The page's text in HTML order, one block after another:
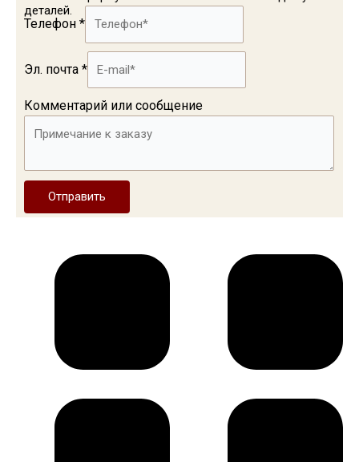
деталей.
Телефон *
Эл. почта *
Комментарий или сообщение
Отправить